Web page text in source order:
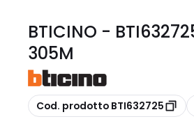
BTICINO -
305M
copia
Cod. prodotto BTI632725